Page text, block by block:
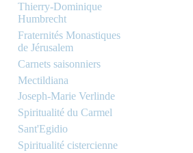
Thierry-Dominique
Humbrecht
Fraternités Monastiques
de Jérusalem
Carnets saisonniers
Mectildiana
Joseph-Marie Verlinde
Spiritualité du Carmel
Sant'Egidio
Spiritualité cistercienne